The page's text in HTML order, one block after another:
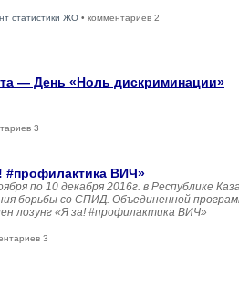
статистики ЖО • комментариев 2
— День «Ноль дискриминации»
3
#профилактика ВИЧ»
по 10 декабря 2016г. в Республике
борьбы со СПИД. Объединенной
лозунг «Я за! #профилактика ВИЧ»
3